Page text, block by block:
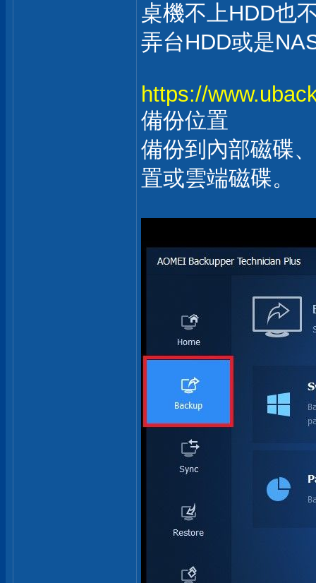
桌機不上HDD也
弄台HDD或是
https://
備份位置
備份到內部磁碟
置或雲端磁碟。